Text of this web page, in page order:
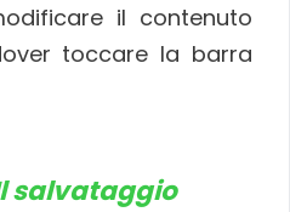
il contenuto
toccare la barra
salvataggio